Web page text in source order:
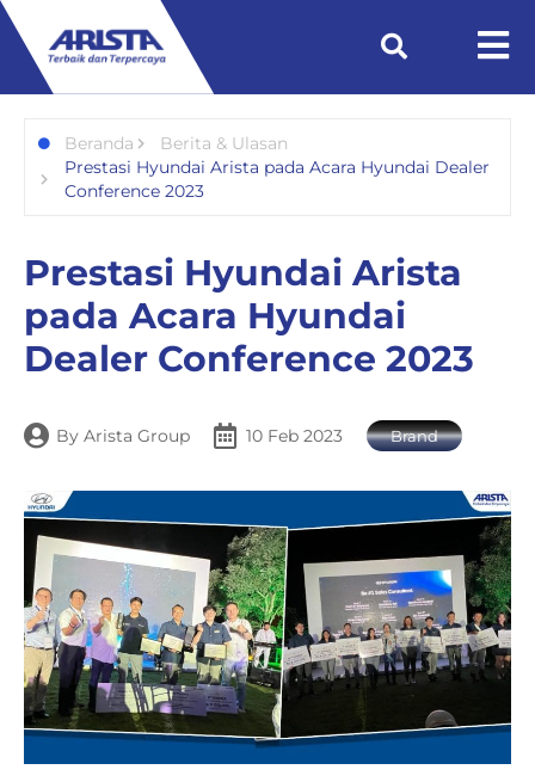
Beranda
Berita & Ulasan
Prestasi Hyundai Arista pada Acara Hyundai Dealer
Conference 2023
Prestasi Hyundai Arista
pada Acara Hyundai
Dealer Conference 2023
By Arista Group 10 Feb 2023 Brand